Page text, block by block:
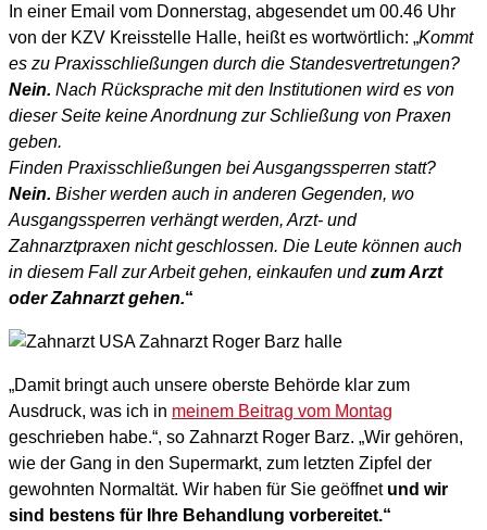
In einer Email vom Donnerstag, abgesendet um 00.46 Uhr
von der KZV Kreisstelle Halle, heißt es wortwörtlich: „Kommt
es zu Praxisschließungen durch die Standesvertretungen?
Nein. Nach Rücksprache mit den Institutionen wird es von
dieser Seite keine Anordnung zur Schließung von Praxen
geben.
Finden Praxisschließungen bei Ausgangssperren statt?
Nein. Bisher werden auch in anderen Gegenden, wo
Ausgangssperren verhängt werden, Arzt- und
Zahnarztpraxen nicht geschlossen. Die Leute können auch
in diesem Fall zur Arbeit gehen, einkaufen undzum Arzt
oder Zahnarzt gehen.“
„Damit bringt auch unsere oberste Behörde klar zum
Ausdruck, was ich in meinem Beitrag vom Montag
geschrieben habe.“, so Zahnarzt Roger Barz. „Wir gehören,
wie der Gang in den Supermarkt, zum letzten Zipfel der
gewohnten Normaltät. Wir haben für Sie geöffnet und wir
sind bestens für Ihre Behandlung vorbereitet.“